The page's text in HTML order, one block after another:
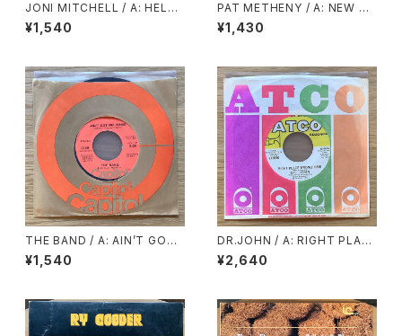
JONI MITCHELL / A: HELP
ME / B: JUST LIKE THIS TR
AIN
¥1,540
PAT METHENY / A: NEW CH
AUTAUQUA / B: SUENO CO
N MEXICO
¥1,430
THE BAND / A: AIN’T GOT
NO HOME / B: GET UP JAK
E
¥1,540
DR.JOHN / A: RIGHT PLAC
E WRONG TIME / B: I BEEN
HOODOOD
¥2,640